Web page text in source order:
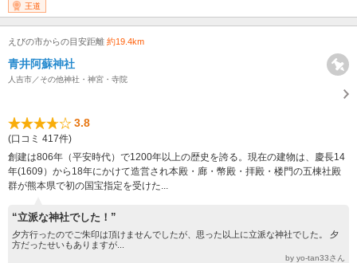
王道
えびの市からの目安距離 約19.4km
青井阿蘇神社
人吉市／その他神社・神宮・寺院
3.8
(口コミ 417件)
創建は806年（平安時代）で1200年以上の歴史を誇る。現在の建物は、慶長14
年(1609）から18年にかけて造営され本殿・廊・幣殿・拝殿・楼門の五棟社殿
群が熊本県で初の国宝指定を受けた...
“立派な神社でした！”
夕方行ったのでご朱印は頂けませんでしたが、思った以上に立派な神社でした。 夕
方だったせいもありますが...
by yo-tan33さん